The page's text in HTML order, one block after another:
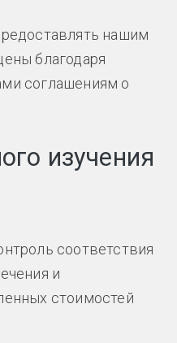
нашим
благодаря
соглашениям о
изучения
соответствия
и
стоимостей